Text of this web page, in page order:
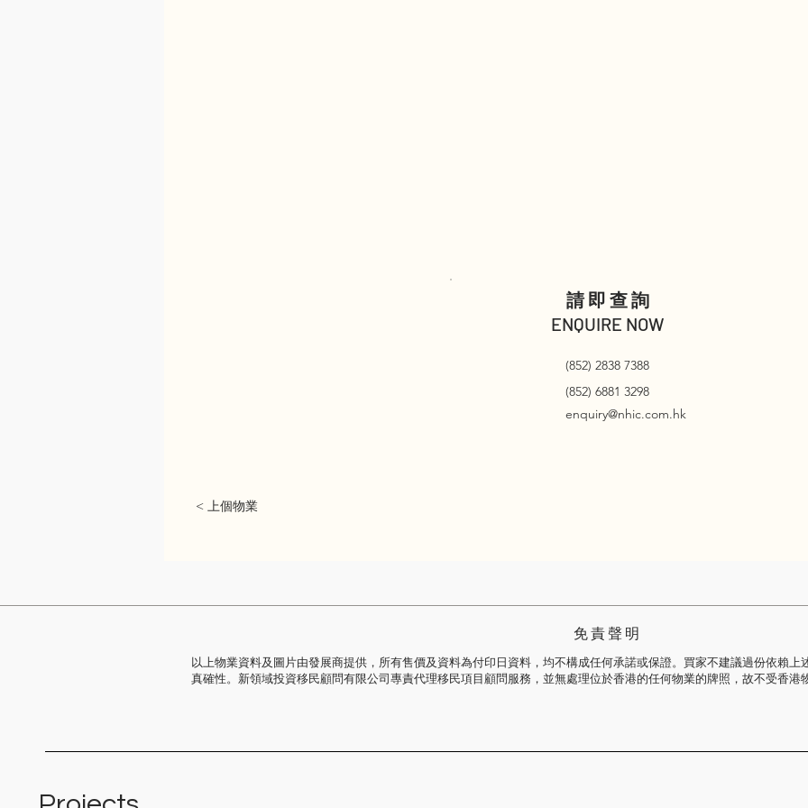
請即查詢
ENQUIRE NOW
(852) 2838 7388
(852) 6881 3298
enquiry@nhic.com.hk
< 上個物業
免 責 聲 明
以上物業資料及圖片由發展商提供，所有售價及資料為付印日資料，均不構成任何承諾或保證。買家不建議過份依賴
真確性。新領域投資移民顧問有限公司專責代理移民項目顧問服務，並無處理位於香港的任何物業的牌照，故不受香港